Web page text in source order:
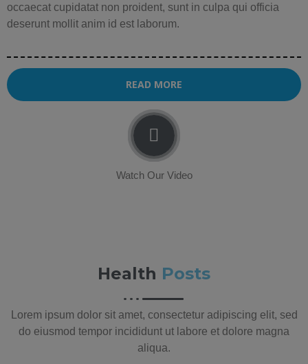
occaecat cupidatat non proident, sunt in culpa qui officia
deserunt mollit anim id est laborum.
READ MORE
Watch Our Video
Health Posts
Lorem ipsum dolor sit amet, consectetur adipiscing elit, sed
do eiusmod tempor incididunt ut labore et dolore magna
aliqua.